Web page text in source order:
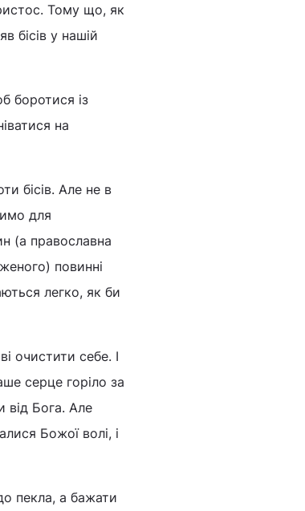
Тому що, як
бісів у нашій
боротися із
на
бісів. Але не в
для
(а православна
повинні
легко, як би
очистити себе. І
серце горіло за
від Бога. Але
Божої волі, і
пекла, а бажати